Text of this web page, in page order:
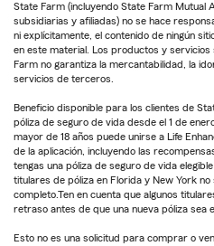
State Farm (incluyendo State Farm Mutual
subsidiarias y afiliadas) no se hace
ni explícitamente, el contenido de ningún
en este material. Los productos y
Farm no garantiza la mercantabilidad, la
servicios de terceros.
Beneficio disponible para los clientes de
póliza de seguro de vida desde el 1 de
mayor de 18 años puede unirse a Life
de la aplicación, incluyendo las
tengas una póliza de seguro de vida
titulares de póliza en Florida y New York
completo.Ten en cuenta que algunos
retraso antes de que una nueva póliza sea
Esto no es una solicitud para comprar o